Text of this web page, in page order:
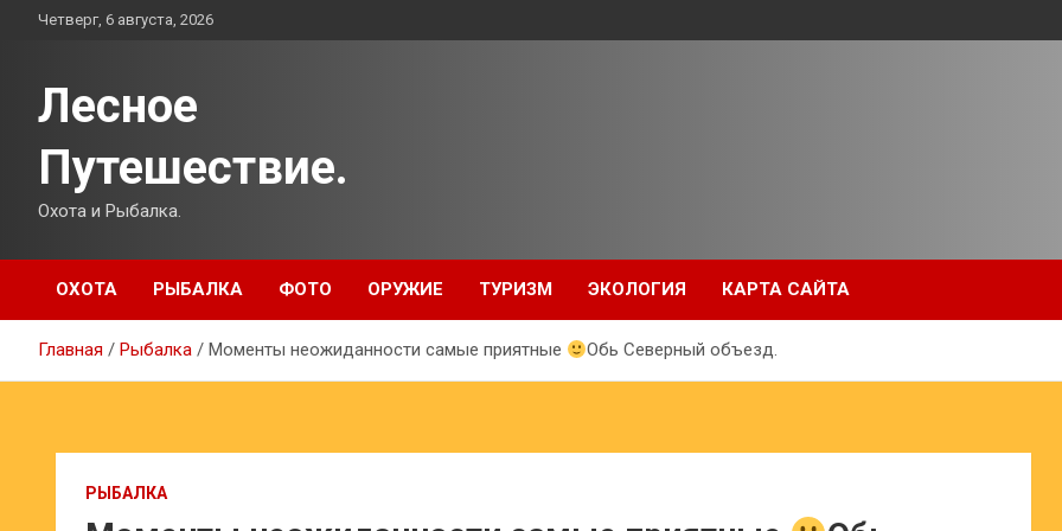
ПерейтиЧетверг, 6 августа, 2026
Лесное
Путешествие.
Охота и Рыбалка.
ОХОТА РЫБАЛКА ФОТО ОРУЖИЕ ТУРИЗМ ЭКОЛОГИЯ КАРТА САЙТА
Главная Рыбалка Моменты неожиданности самые приятные Обь Северный объезд.
РЫБАЛКА